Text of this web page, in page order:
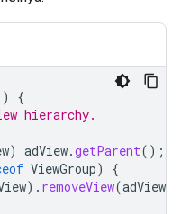
{
hierarchy.
) adView.getParent();
ViewGroup)
{
). removeView(adView